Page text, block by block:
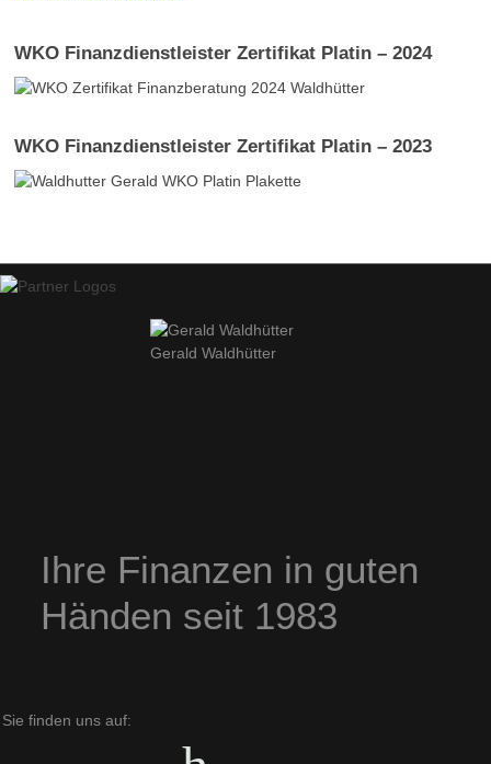
WKO Finanzdienstleister Zertifikat Platin – 2024
WKO Finanzdienstleister Zertifikat Platin – 2023
Gerald Waldhütter
Ihre Finanzen in guten
Händen seit 1983
Sie finden uns auf: